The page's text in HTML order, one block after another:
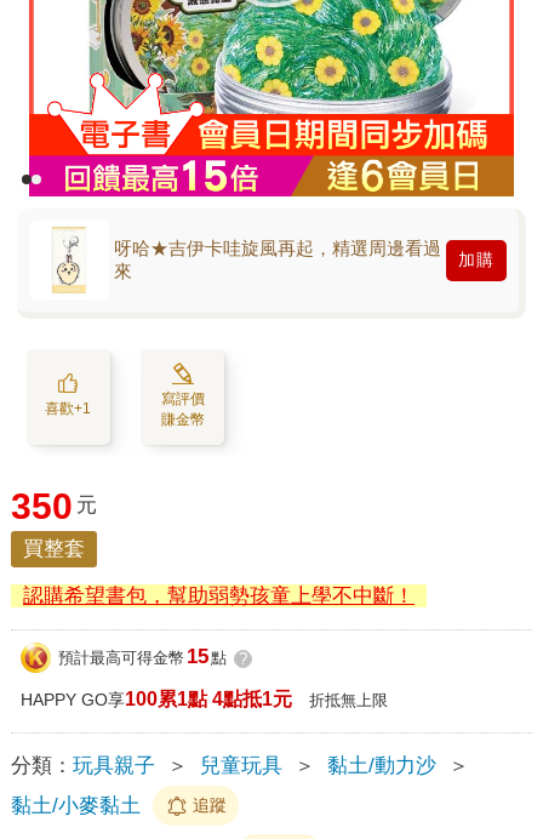
呀哈★吉伊卡哇旋風再起，精選周邊看過
來
加購
喜歡+1
寫評價
賺金幣
350 元
買整套
認購希望書包，幫助弱勢孩童上學不中斷！
預計最高可得金幣 15點 ?
HAPPY GO享100累1點 4點抵1元 折抵無上限
分類： 玩具親子 ＞ 兒童玩具 ＞ 黏土/動力沙
＞
黏土/小麥黏土
追蹤